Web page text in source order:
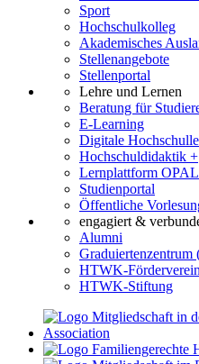
Sport
Hochschulkolleg
Akademisches
Stellenangebote
Stellenportal
Lehre und Lernen
Beratung für
E-Learning
Digitale
Hochschuldidaktik +
Lernplattform OPAL
Studienportal
Öffentliche
engagiert &
Alumni
Graduiertenzentrum
HTWK-Förderverein
HTWK-Stiftung